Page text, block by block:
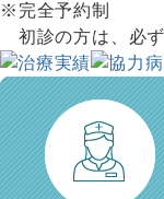
※完全予約制
初診の方は、必ず